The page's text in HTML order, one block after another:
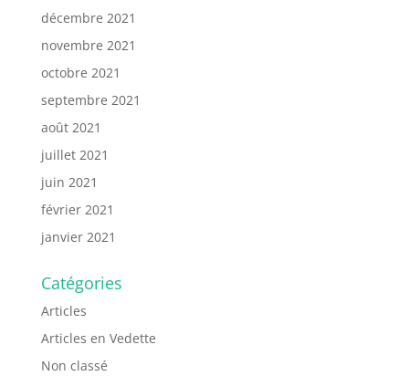
décembre 2021
novembre 2021
octobre 2021
septembre 2021
août 2021
juillet 2021
juin 2021
février 2021
janvier 2021
Catégories
Articles
Articles en Vedette
Non classé